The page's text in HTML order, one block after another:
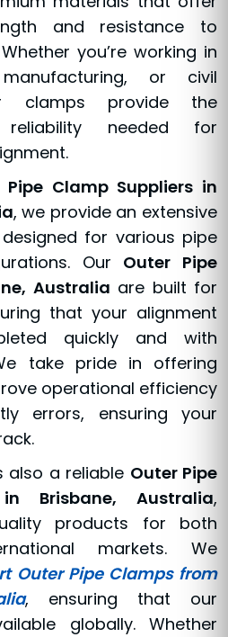
and resistance to
you’re working in
or civil
clamps provide the
needed for
Pipe Clamp Suppliers in
, we provide an extensive
for various pipe
Our Outer Pipe
Australia are built for
that your alignment
quickly and with
take pride in offering
operational efficiency
errors, ensuring your
also a reliable Outer Pipe
Brisbane, Australia,
products for both
markets. We
Outer Pipe Clamps from
, ensuring that our
globally. Whether